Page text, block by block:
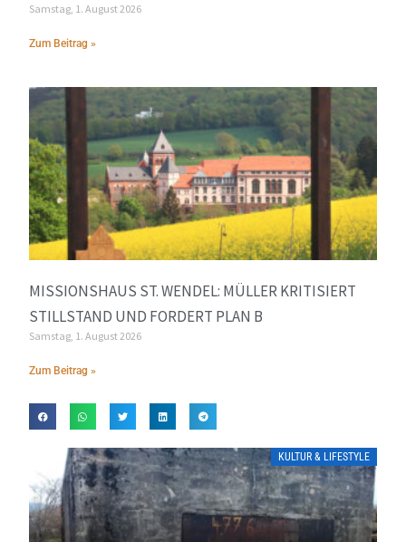
Samstag, 1. August 2026
Zum Beitrag »
MISSIONSHAUS ST. WENDEL: MÜLLER KRITISIERT
STILLSTAND UND FORDERT PLAN B
Samstag, 1. August 2026
Zum Beitrag »
KULTUR & LIFESTYLE